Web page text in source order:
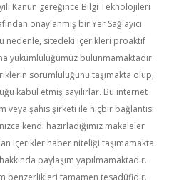
Kanun gereğince Bilgi Teknolojileri
onaylanmış bir Yer Sağlayıcı
nedenle, sitedeki içerikleri proaktif
yükümlülüğümüz bulunmamaktadır.
sorumluluğunu taşımakta olup,
kabul etmiş sayılırlar. Bu internet
şahıs şirketi ile hiçbir bağlantısı
kendi hazırladığımız makaleler
içerikler haber niteliği taşımamakta
paylaşım yapılmamaktadır.
benzerlikleri tamamen tesadüfidir.